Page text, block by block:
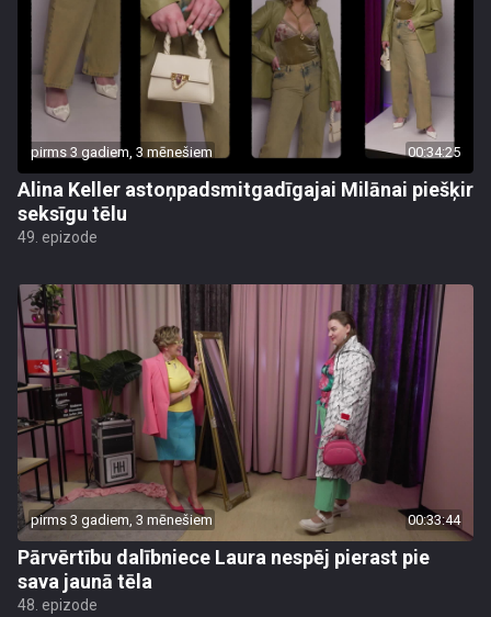
pirms 3 gadiem, 3 mēnešiem 00:34:25
Alina Keller astoņpadsmitgadīgajai Milānai piešķir
seksīgu tēlu
49. epizode
pirms 3 gadiem, 3 mēnešiem 00:33:44
Pārvērtību dalībniece Laura nespēj pierast pie
sava jaunā tēla
48. epizode